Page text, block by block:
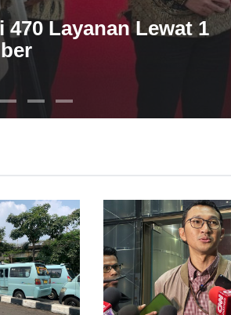
Layanan Lewat 1